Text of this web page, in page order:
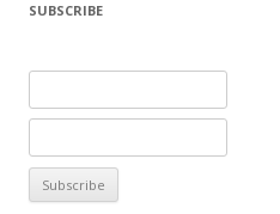
SUBSCRIBE